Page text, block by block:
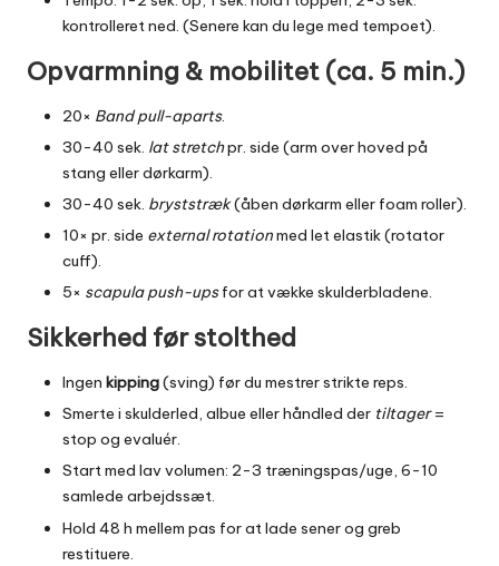
kontrolleret ned. (Senere kan du lege med tempoet).
Opvarmning & mobilitet (ca. 5 min.)
20× Band pull-aparts.
30-40 sek. lat stretchpr. side (arm over hoved på
stang eller dørkarm).
30-40 sek. bryststræk(åben dørkarm eller foam roller).
10× pr. side external rotationmed let elastik (rotator
cuff).
5× scapula push-upsfor at vække skulderbladene.
Sikkerhed før stolthed
Ingen kipping(sving) før du mestrer strikte reps.
Smerte i skulderled, albue eller håndled der tiltager=
stop og evaluér.
Start med lav volumen: 2-3 træningspas/uge, 6-10
samlede arbejdssæt.
Hold 48 h mellem pas for at lade sener og greb
restituere.